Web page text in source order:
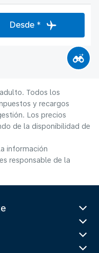
Desde *
Todos los
y recargos
Los precios
de la disponibilidad de
información
responsable de la